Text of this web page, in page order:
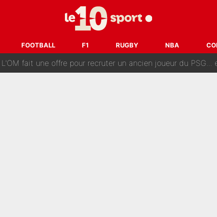
FOOTBALL F1 RUGBY NBA
annonce un premier problème pour Zinedine Zidane en
et va entrer dans une nouvelle dimension :
fait une offre pour recruter un ancien joueur du